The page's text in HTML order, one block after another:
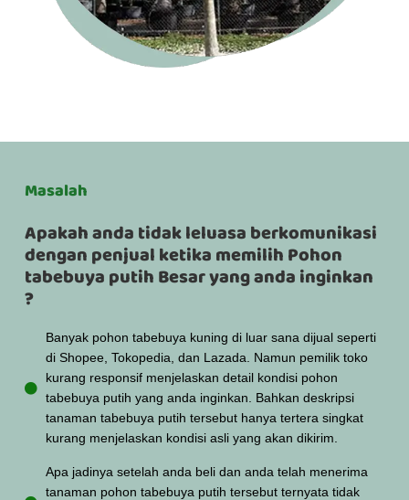
Masalah
Apakah anda tidak leluasa berkomunikasi
dengan penjual ketika memilih Pohon
tabebuya putih Besar yang anda inginkan
?
Banyak pohon tabebuya kuning di luar sana dijual seperti
di Shopee, Tokopedia, dan Lazada. Namun pemilik toko
kurang responsif menjelaskan detail kondisi pohon
tabebuya putih yang anda inginkan. Bahkan deskripsi
tanaman tabebuya putih tersebut hanya tertera singkat
kurang menjelaskan kondisi asli yang akan dikirim.
Apa jadinya setelah anda beli dan anda telah menerima
tanaman pohon tabebuya putih tersebut ternyata tidak